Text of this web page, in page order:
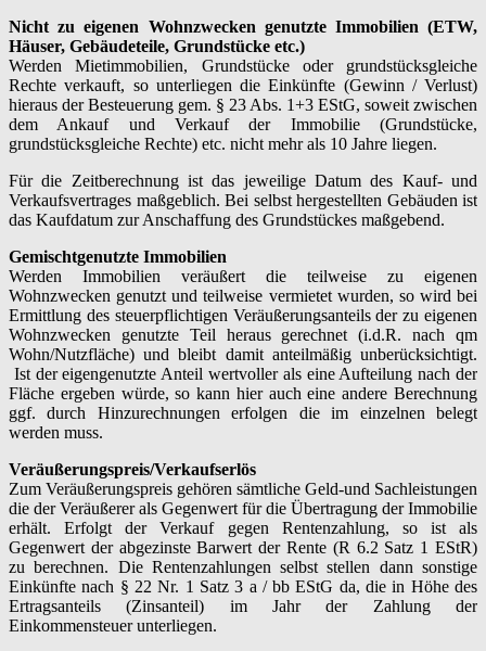
Nicht zu eigenen Wohnzwecken genutzte Immobilien (ETW,
Häuser, Gebäudeteile, Grundstücke etc.)
Werden Mietimmobilien, Grundstücke oder grundstücksgleiche
Rechte verkauft, so unterliegen die Einkünfte (Gewinn / Verlust)
hieraus der Besteuerung gem. § 23 Abs. 1+3 EStG, soweit zwischen
dem Ankauf und Verkauf der Immobilie (Grundstücke,
grundstücksgleiche Rechte) etc. nicht mehr als 10 Jahre liegen.
Für die Zeitberechnung ist das jeweilige Datum des Kauf- und
Verkaufsvertrages maßgeblich. Bei selbst hergestellten Gebäuden ist
das Kaufdatum zur Anschaffung des Grundstückes maßgebend.
Gemischtgenutzte Immobilien
Werden Immobilien veräußert die teilweise zu eigenen
Wohnzwecken genutzt und teilweise vermietet wurden, so wird bei
Ermittlung des steuerpflichtigen Veräußerungsanteils der zu eigenen
Wohnzwecken genutzte Teil heraus gerechnet (i.d.R. nach qm
Wohn/Nutzfläche) und bleibt damit anteilmäßig unberücksichtigt.
Ist der eigengenutzte Anteil wertvoller als eine Aufteilung nach der
Fläche ergeben würde, so kann hier auch eine andere Berechnung
ggf. durch Hinzurechnungen erfolgen die im einzelnen belegt
werden muss.
Veräußerungspreis/Verkaufserlös
Zum Veräußerungspreis gehören sämtliche Geld-und Sachleistungen
die der Veräußerer als Gegenwert für die Übertragung der Immobilie
erhält. Erfolgt der Verkauf gegen Rentenzahlung, so ist als
Gegenwert der abgezinste Barwert der Rente (R 6.2 Satz 1 EStR)
zu berechnen. Die Rentenzahlungen selbst stellen dann sonstige
Einkünfte nach § 22 Nr. 1 Satz 3 a / bb EStG da, die in Höhe des
Ertragsanteils (Zinsanteil) im Jahr der Zahlung der
Einkommensteuer unterliegen.